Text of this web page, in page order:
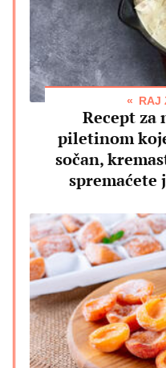
RAJ
Recept za
piletinom
sočan,
spremaćete